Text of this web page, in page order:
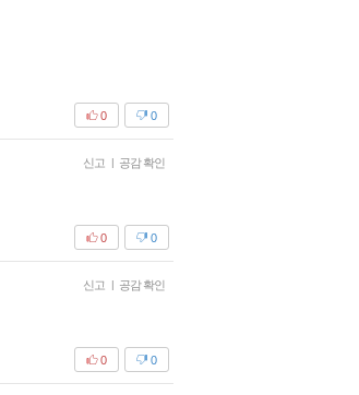
0
0
신고 | 공감 확인
0
0
신고 | 공감 확인
0
0